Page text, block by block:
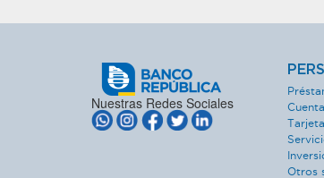
Nuestras Redes Sociales
Otros